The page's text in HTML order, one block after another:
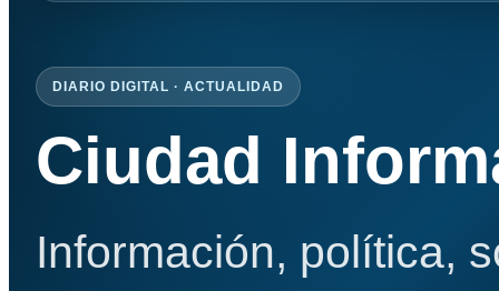
DIARIO DIGITAL · ACTUALIDAD
Ciudad
Información, política,